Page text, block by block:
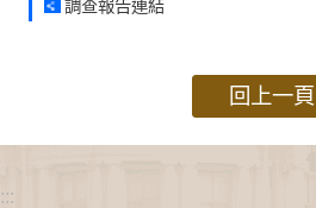
調查報告連結
回上一頁
:::